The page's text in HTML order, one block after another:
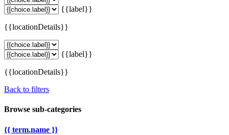
{{label}}
{{locationDetails}}
{{label}}
{{locationDetails}}
Back to filters
Browse sub-categories
{{ term.name }}